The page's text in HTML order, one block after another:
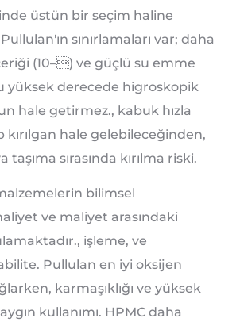
üstün bir seçim haline
sınırlamaları var; daha
(10–) ve güçlü su emme
yüksek derecede higroskopik
hale getirmez., kabuk hızla
hale gelebileceğinden,
taşıma sırasında kırılma riski.
bilimsel
ve maliyet arasındaki
işleme, ve
Pullulan en iyi oksijen
karmaşıklığı ve yüksek
kullanımı. HPMC daha